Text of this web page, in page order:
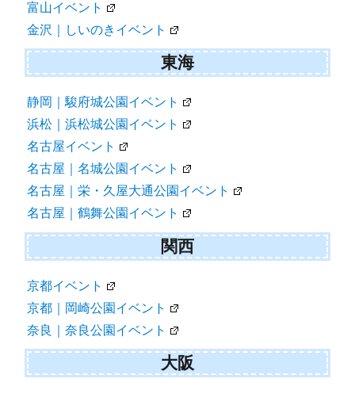
富山イベント
金沢｜しいのきイベント
東海
静岡｜駿府城公園イベント
浜松｜浜松城公園イベント
名古屋イベント
名古屋｜名城公園イベント
名古屋｜栄・久屋大通公園イベント
名古屋｜鶴舞公園イベント
関西
京都イベント
京都｜岡崎公園イベント
奈良｜奈良公園イベント
大阪